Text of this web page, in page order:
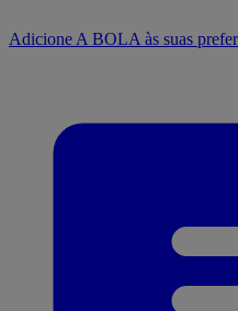
Adicione A BOLA às suas